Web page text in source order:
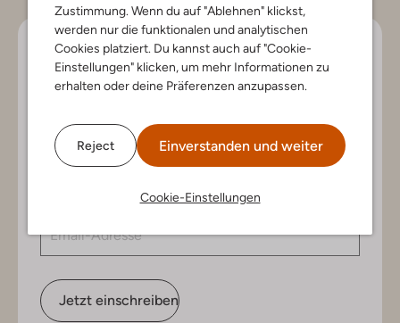
Zustimmung. Wenn du auf "Ablehnen" klickst,
werden nur die funktionalen und analytischen
Cookies platziert. Du kannst auch auf "Cookie-
Einstellungen" klicken, um mehr Informationen zu
erhalten oder deine Präferenzen anzupassen.
Reject Einverstanden und weiter
Cookie-Einstellungen
Lass uns in Kontakt bleiben
Bleib auf dem Laufenden mit den neuesten Artikeln und
Newsletter und gewinne einen Einkaufsgutschein im
Wert von €150.
Jetzt einschreiben